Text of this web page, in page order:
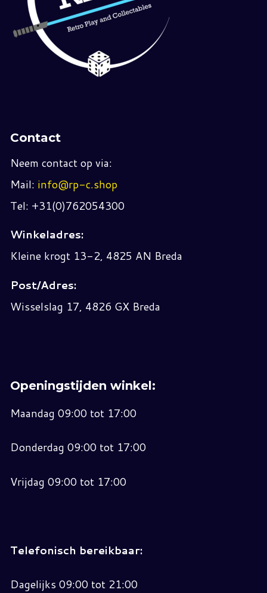
Contact
Neem contact op via:
Mail: info@rp-c.shop
Tel: +31(0)762054300
Winkeladres:
Kleine krogt 13-2, 4825 AN Breda
Post/Adres:
Wisselslag 17, 4826 GX Breda
Openingstijden winkel:
Maandag 09:00 tot 17:00
Donderdag 09:00 tot 17:00
Vrijdag 09:00 tot 17:00
Telefonisch bereikbaar:
Dagelijks 09:00 tot 21:00